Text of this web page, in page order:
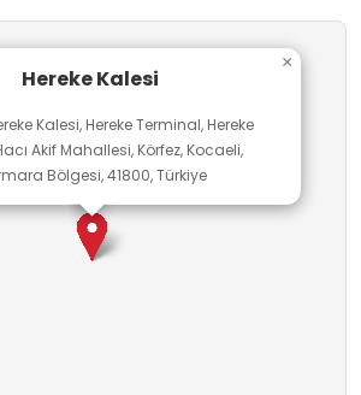
kalesi, öğrencilerin
değil; aynı zamanda
ve kültürel farkındalık
sağlamaktadır. Öğrenciler,
tarihsel ve kültürel
fırsatı bulmakta, kültürel
önemini kavramaktadır.
Hereke Kalesi
Kalesi, Hereke Terminal, Hereke
Akif Mahallesi, Körfez, Kocaeli,
Bölgesi, 41800, Türkiye
×